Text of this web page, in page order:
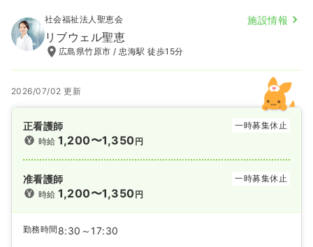
社会福祉法人聖恵会 施設情報
リブウェル聖恵
広島県竹原市 / 忠海駅 徒歩15分
2026/07/02 更新
正看護師
一時募集休止
時給1,200〜1,350円
准看護師
一時募集休止
時給1,200〜1,350円
勤務時間 8:30～17:30